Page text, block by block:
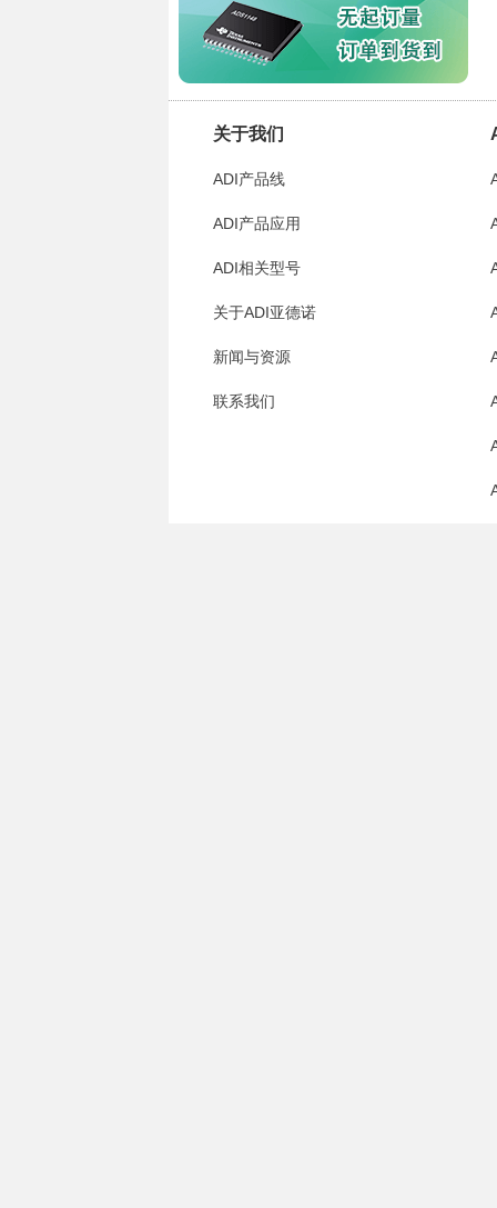
关于我们
ADI产品线
ADI产品应用
ADI相关型号
关于ADI亚德诺
新闻与资源
联系我们